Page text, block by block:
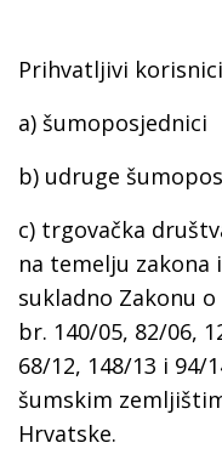
Prihvatljivi
a) šumoposjednici
b) udruge
c) trgovačka
na temelju zakona
sukladno Zakonu
br. 140/05, 82/06,
68/12, 148/13 i 94/
šumskim
Hrvatske.